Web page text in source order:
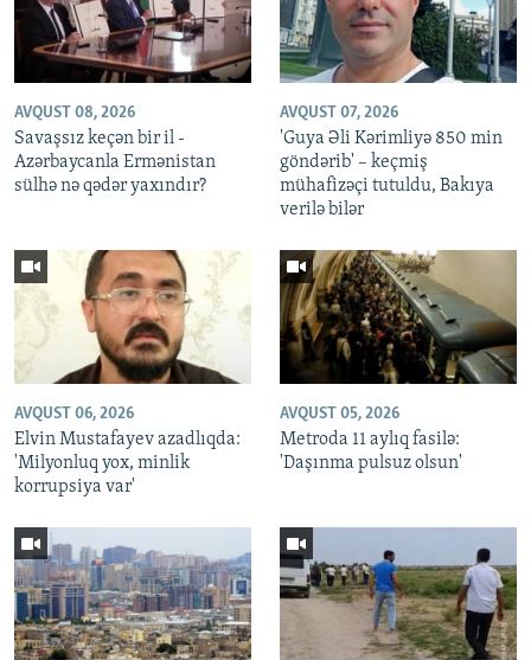
AVQUST 08, 2026
Savaşsız keçən bir il -
Azərbaycanla Ermənistan
sülhə nə qədər yaxındır?
AVQUST 07, 2026
'Guya Əli Kərimliyə 850 min
göndərib' – keçmiş
mühafizəçi tutuldu, Bakıya
verilə bilər
AVQUST 06, 2026
Elvin Mustafayev azadlıqda:
'Milyonluq yox, minlik
korrupsiya var'
AVQUST 05, 2026
Metroda 11 aylıq fasilə:
'Daşınma pulsuz olsun'